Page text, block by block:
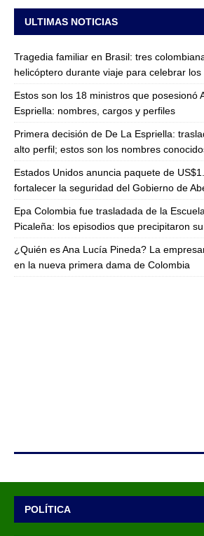
ULTIMAS NOTICIAS
Tragedia familiar en Brasil: tres
helicóptero durante viaje para celebrar los
Estos son los 18 ministros que posesionó
Espriella: nombres, cargos y perfiles
Primera decisión de De La Espriella:
alto perfil; estos son los nombres
Estados Unidos anuncia paquete de
fortalecer la seguridad del Gobierno de
Epa Colombia fue trasladada de la
Picaleña: los episodios que precipitaron
¿Quién es Ana Lucía Pineda? La
en la nueva primera dama de Colombia
POLÍTICA